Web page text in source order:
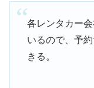
各レンタカー
いるので、予
きる。